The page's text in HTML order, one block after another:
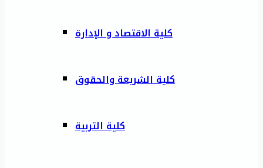
كلية الاقتصاد و الإدارة
كلية الشريعة والحقوق
كلية التربية